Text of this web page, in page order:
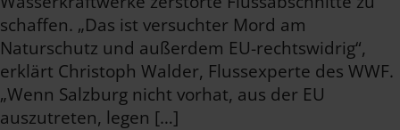
schaffen. „Das ist versuchter Mord am
Naturschutz und außerdem EU-rechtswidrig“,
erklärt Christoph Walder, Flussexperte des WWF.
„Wenn Salzburg nicht vorhat, aus der EU
auszutreten, legen […]